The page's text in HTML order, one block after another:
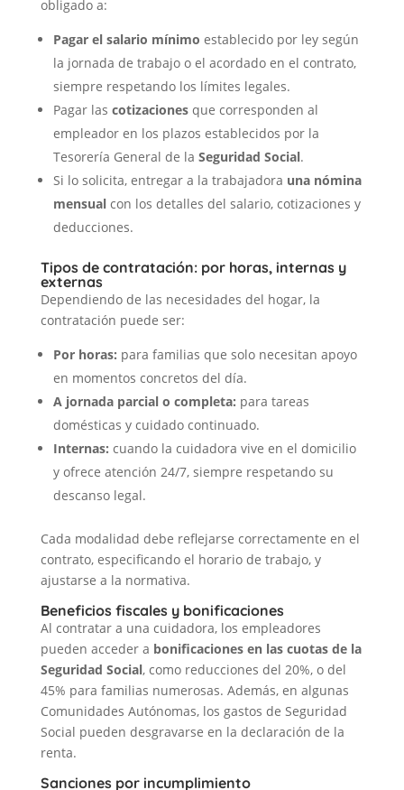
obligado a:
Pagar el salario mínimo establecido por ley según
la jornada de trabajo o el acordado en el contrato,
siempre respetando los límites legales.
Pagar las cotizaciones que corresponden al
empleador en los plazos establecidos por la
Tesorería General de la Seguridad Social.
Si lo solicita, entregar a la trabajadora una nómina
mensualcon los detalles del salario, cotizaciones y
deducciones.
Tipos de contratación: por horas, internas y
externas
Dependiendo de las necesidades del hogar, la
contratación puede ser:
Por horas: para familias que solo necesitan apoyo
en momentos concretos del día.
A jornada parcial o completa: para tareas
domésticas y cuidado continuado.
Internas: cuando la cuidadora vive en el domicilio
y ofrece atención 24/7, siempre respetando su
descanso legal.
Cada modalidad debe reflejarse correctamente en el
contrato, especificando el horario de trabajo, y
ajustarse a la normativa.
Beneficios fiscales y bonificaciones
Al contratar a una cuidadora, los empleadores
pueden acceder a bonificaciones en las cuotas de la
Seguridad Social, como reducciones del 20%, o del
45% para familias numerosas. Además, en algunas
Comunidades Autónomas, los gastos de Seguridad
Social pueden desgravarse en la declaración de la
renta.
Sanciones por incumplimiento